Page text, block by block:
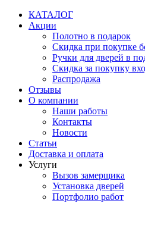
Перейти
содержимому
КАТАЛОГ
Акции
Полотно в подарок
Скидка при покупке
Ручки для дверей в
Скидка за покупку
Распродажа
Отзывы
О компании
Наши работы
Контакты
Новости
Статьи
Доставка и оплата
Услуги
Вызов замерщика
Установка дверей
Портфолио работ